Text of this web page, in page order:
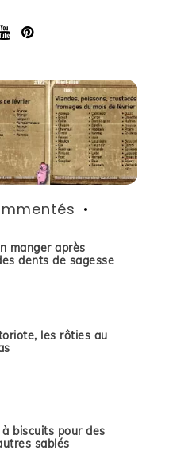
manger après
dents de sagesse
les rôties au
biscuits pour des
sablés